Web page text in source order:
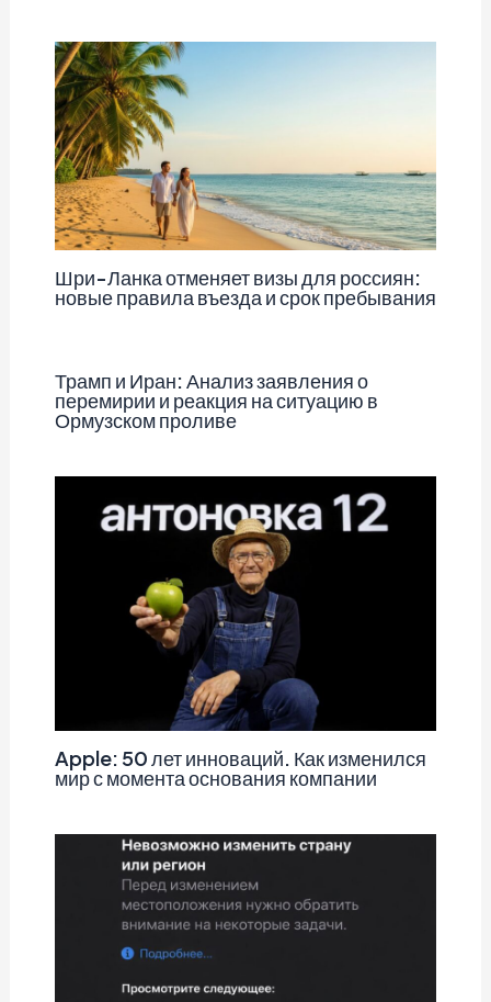
Шри-Ланка отменяет визы для россиян:
новые правила въезда и срок пребывания
Трамп и Иран: Анализ заявления о
перемирии и реакция на ситуацию в
Ормузском проливе
Apple: 50 лет инноваций. Как изменился
мир с момента основания компании